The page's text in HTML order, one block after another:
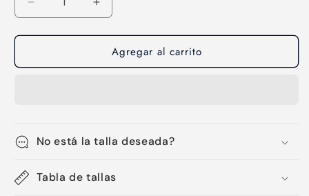
Reducir
cantidad
para
larga
Aumentar
cantidad
para
Licra
larga
Agregar al carrito
No está la talla deseada?
Tabla de tallas